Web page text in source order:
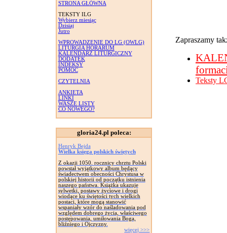
STRONA GŁÓWNA
TEKSTY ILG
Wybierz miesiąc
Dzisiaj
Jutro
WPROWADZENIE DO LG (OWLG)
LITURGIA HORARUM
KALENDARZ LITURGICZNY
DODATEK
INDEKSY
POMOC
CZYTELNIA
ANKIETA
LINKI
WASZE LISTY
CO NOWEGO?
gloria24.pl poleca:
Henryk Bejda
Wielka księga polskich świętych
Z okazji 1050. rocznicy chrztu Polski
powstał wyjątkowy album będący
świadectwem obecności Chrystusa w
polskiej historii od początku istnienia
naszego państwa. Książka ukazuje
sylwetki, postawy życiowe i drogi
wiodące ku świętości tych wielkich
postaci, które mogą stanowić
wspaniały wzór do naśladowania pod
względem dobrego życia, właściwego
postępowania, umiłowania Boga,
bliźniego i Ojczyzny.
więcej >>>
Zapraszamy
Teksty